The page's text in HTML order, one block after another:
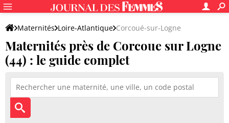
Maternités Loire-Atlantique Corcoué-sur-Logne
Maternités près de Corcoue sur Logne
(44) : le guide complet